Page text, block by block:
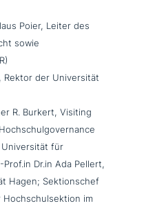
Poier, Leiter des
sowie
Rektor der Universität
R. Burkert, Visiting
für
Dr.in Ada Pellert,
Hagen; Sektionschef
Hochschulsektion im